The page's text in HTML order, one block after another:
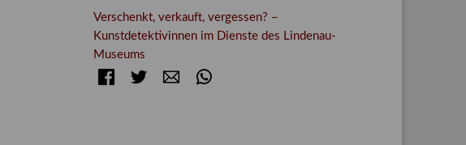
Verschenkt, verkauft, vergessen? –
Kunstdetektivinnen im Dienste des Lindenau-
Museums
FacebookTwitter E-mail